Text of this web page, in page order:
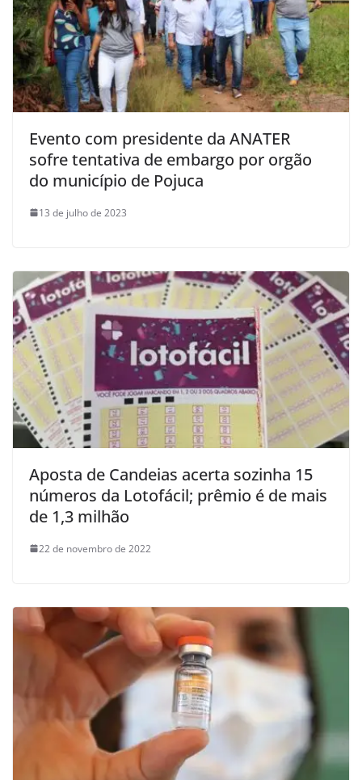
Evento com presidente da ANATER
sofre tentativa de embargo por orgão
do município de Pojuca
13 de julho de 2023
Aposta de Candeias acerta sozinha 15
números da Lotofácil; prêmio é de mais
de 1,3 milhão
22 de novembro de 2022